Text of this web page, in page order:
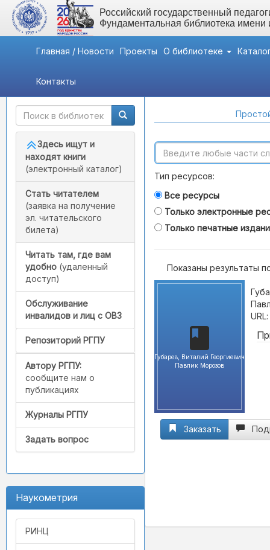
Российский государственный
Фундаментальная библиотека
Главная / Новости Проекты О библиотеке
Контакты
Быстрый доступ
Здесь ищут и
находят книги
(электронный каталог)
Стать читателем
(заявка на получение
эл. читательского
билета)
Читать там, где вам
удобно (удаленный
доступ)
Обслуживание
инвалидов и лиц с ОВЗ
Репозиторий РГПУ
Автору РГПУ:
сообщите нам о
публикациях
Журналы РГПУ
Задать вопрос
Наукометрия
РИНЦ
Тип ресурсов:
Все ресурсы
Только электронные
Только печатные
Показаны результаты
Губарев, Виталий Георгиевич
Павлик Морозов
URL:
Заказать